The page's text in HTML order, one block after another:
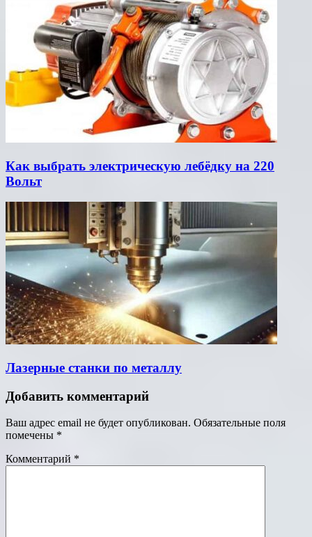
Как выбрать электрическую лебёдку на 220
Вольт
Лазерные станки по металлу
Добавить комментарий
Ваш адрес email не будет опубликован. Обязательные поля
помечены *
Комментарий *